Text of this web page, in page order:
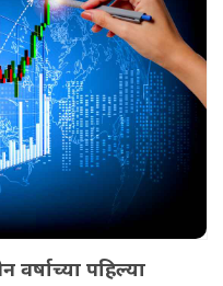
पहिल्या